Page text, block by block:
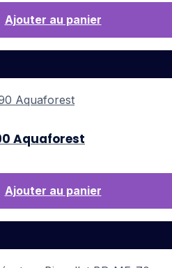
Ajouter au panier
Aquaforest
Ajouter au panier